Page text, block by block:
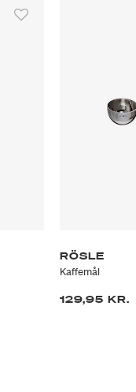
RÖSLE
Kaffemål
129,95 KR.